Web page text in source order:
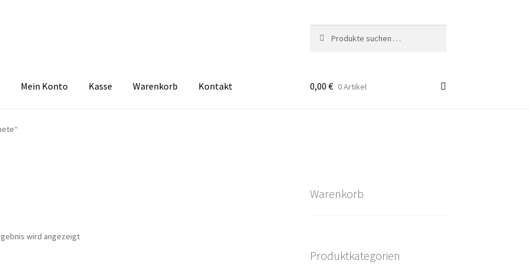
nach:
Mein Konto Kasse Warenkorb Kontakt 0,00 € 0 Artikel
wird angezeigt
Warenkorb
Produktkategorien